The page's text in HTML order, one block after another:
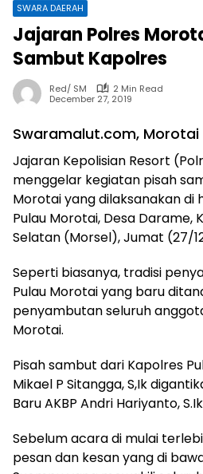
SWARA DAERAH
Jajaran Polres
Sambut Kapolres
Red/ SM
2 Min Read
December 27, 2019
Swaramalut.com, Morotai
Jajaran Kepolisian Resort
menggelar kegiatan pisah
Morotai yang dilaksanakan di
Pulau Morotai, Desa Darame,
Selatan (Morsel), Jumat (27/
Seperti biasanya, tradisi
Pulau Morotai yang baru
penyambutan seluruh
Morotai.
Pisah sambut dari Kapolres
Mikael P Sitangga, S,Ik
Baru AKBP Andri Hariyanto,
Sebelum acara di mulai
pesan dan kesan yang di